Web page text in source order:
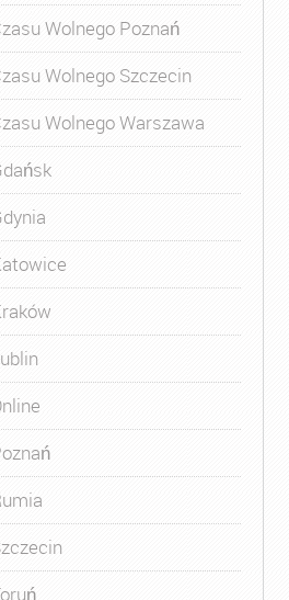
Wolnego Poznań
Wolnego Szczecin
Wolnego Warszawa